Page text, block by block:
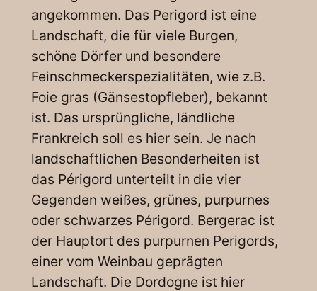
angekommen. Das Perigord ist eine
Landschaft, die für viele Burgen,
schöne Dörfer und besondere
Feinschmeckerspezialitäten, wie z.B.
Foie gras (Gänsestopfleber), bekannt
ist. Das ursprüngliche, ländliche
Frankreich soll es hier sein. Je nach
landschaftlichen Besonderheiten ist
das Périgord unterteilt in die vier
Gegenden weißes, grünes, purpurnes
oder schwarzes Périgord. Bergerac ist
der Hauptort des purpurnen Perigords,
einer vom Weinbau geprägten
Landschaft. Die Dordogne ist hier